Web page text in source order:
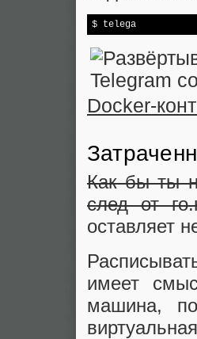
$ telega
Docker-
Как бы ты
след от
оставляет
имеет
машина,